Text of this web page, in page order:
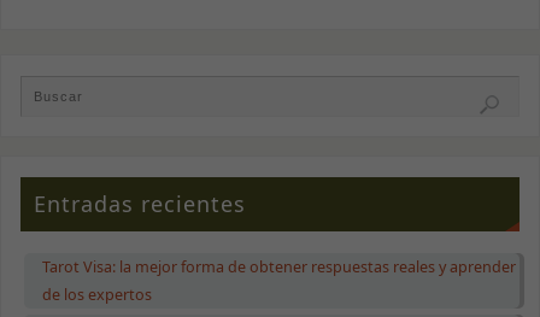
Entradas recientes
Tarot Visa: la mejor forma de obtener respuestas reales y aprender
de los expertos